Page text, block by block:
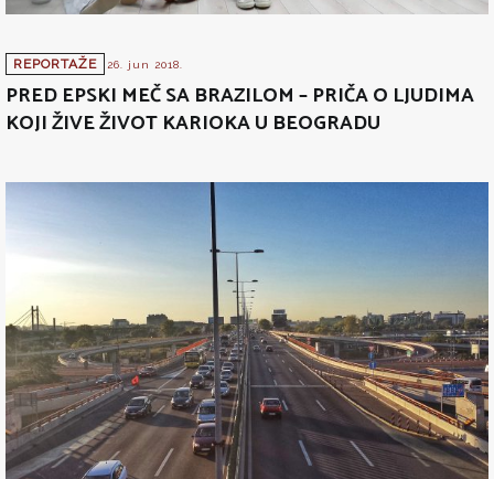
REPORTAŽE 26. jun 2018.
PRED EPSKI MEČ SA BRAZILOM – PRIČA O LJUDIMA
KOJI ŽIVE ŽIVOT KARIOKA U BEOGRADU